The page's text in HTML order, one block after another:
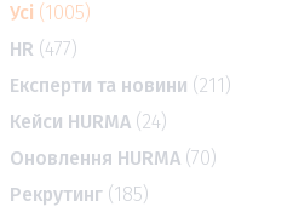
Усі (1005)
HR (477)
Експерти та новини (211)
Кейси HURMA (24)
Оновлення HURMA (70)
Рекрутинг (185)